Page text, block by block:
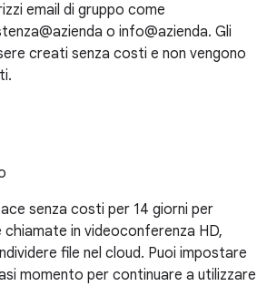
email di gruppo come
o info@azienda. Gli
creati senza costi e non vengono
senza costi per 14 giorni per
in videoconferenza HD,
file nel cloud. Puoi impostare
momento per continuare a utilizzare